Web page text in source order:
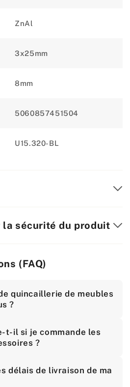
ZnAl
3x25mm
8mm
5060857451504
U15.320-BL
sécurité du produit
(FAQ)
quincaillerie de meubles
?
t-il si je commande les
?
délais de livraison de ma